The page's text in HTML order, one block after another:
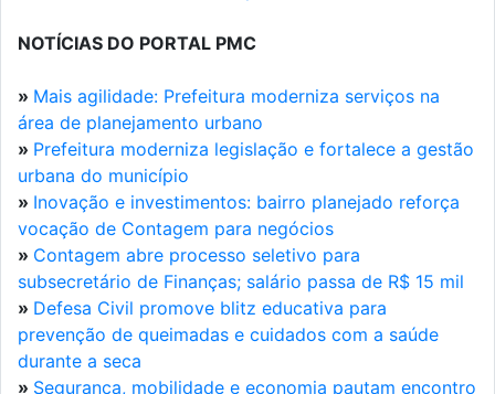
NOTÍCIAS DO PORTAL PMC
» Mais agilidade: Prefeitura moderniza serviços na
área de planejamento urbano
» Prefeitura moderniza legislação e fortalece a gestão
urbana do município
» Inovação e investimentos: bairro planejado reforça
vocação de Contagem para negócios
» Contagem abre processo seletivo para
subsecretário de Finanças; salário passa de R$ 15 mil
» Defesa Civil promove blitz educativa para
prevenção de queimadas e cuidados com a saúde
durante a seca
» Segurança, mobilidade e economia pautam encontro